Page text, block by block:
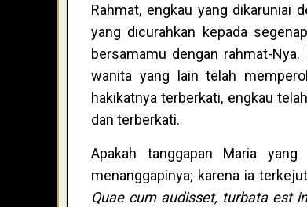
Rahmat, engkau yang dikaruniai
yang dicurahkan kepada
bersamamu dengan rahmat-
wanita yang lain telah
hakikatnya terberkati, engkau
dan terberkati.
Apakah tanggapan Maria
menanggapinya; karena ia
Quae cum audisset, turbata est